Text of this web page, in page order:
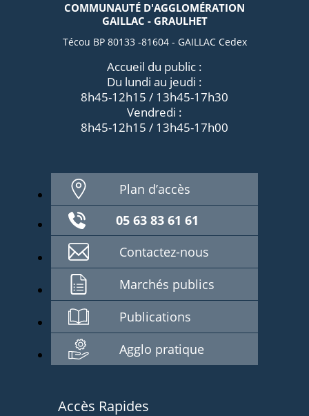
COMMUNAUTÉ D'AGGLOMÉRATION
GAILLAC - GRAULHET
Técou BP 80133 -81604 - GAILLAC Cedex
Accueil du public :
Du lundi au jeudi :
8h45-12h15 / 13h45-17h30
Vendredi :
8h45-12h15 / 13h45-17h00
Plan d’accès
05 63 83 61 61
Contactez-nous
Marchés publics
Publications
Agglo pratique
Accès Rapides